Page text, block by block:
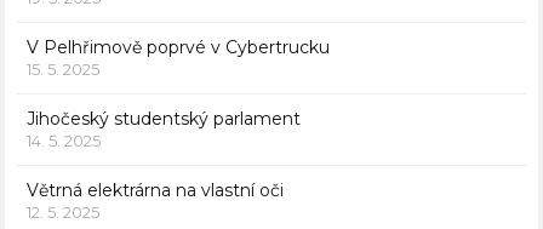
V Pelhřimově poprvé v Cybertrucku
15. 5. 2025
Jihočeský studentský parlament
14. 5. 2025
Větrná elektrárna na vlastní oči
12. 5. 2025